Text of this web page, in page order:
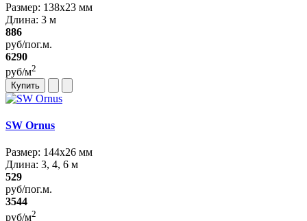
Размер: 138х23 мм
Длина: 3 м
886
руб/пог.м.
6290
руб/м2
Купить
SW Ornus
Размер: 144х26 мм
Длина: 3, 4, 6 м
529
руб/пог.м.
3544
руб/м2